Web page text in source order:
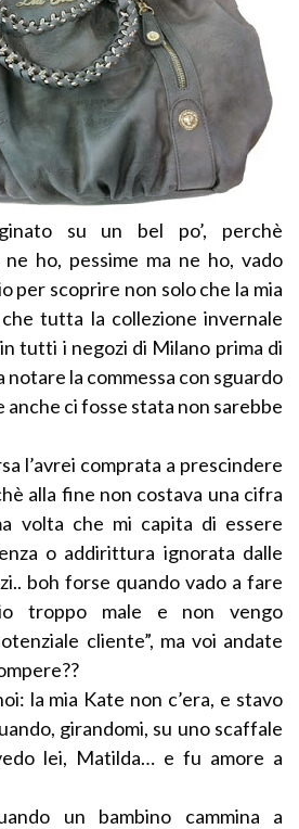
su un bel po’, perchè
ho, pessime ma ne ho, vado
per scoprire non solo che la mia
che tutta la collezione invernale
tutti i negozi di Milano prima di
notare la commessa con sguardo
anche ci fosse stata non sarebbe
l’avrei comprata a prescindere
alla fine non costava una cifra
volta che mi capita di essere
o addirittura ignorata dalle
boh forse quando vado a fare
troppo male e non vengo
cliente”, ma voi andate
la mia Kate non c’era, e stavo
girandomi, su uno scaffale
lei, Matilda… e fu amore a
un bambino cammina a